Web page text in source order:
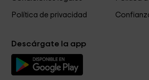
Política de privacidad
Descárgate la app